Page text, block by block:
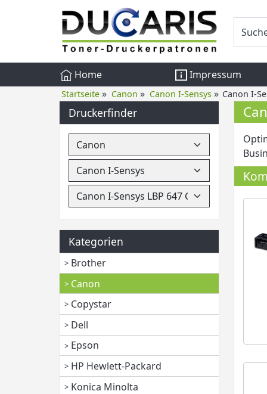
Home Impressum
Startseite » Canon » Canon I-Sensys » Canon I-
Druckerfinder
Kategorien
Brother
Canon
Copystar
Dell
Epson
HP Hewlett-Packard
Konica Minolta